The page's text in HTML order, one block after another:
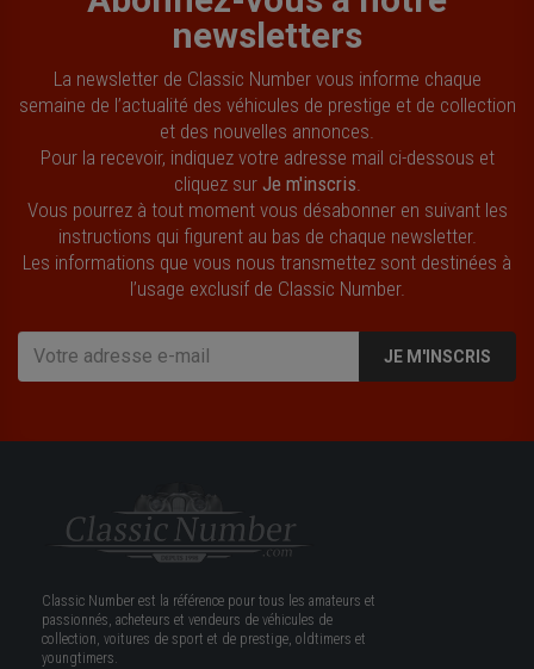
newsletters
La newsletter de Classic Number vous informe chaque
semaine de l’actualité des véhicules de prestige et de collection
et des nouvelles annonces.
Pour la recevoir, indiquez votre adresse mail ci-dessous et
cliquez sur Je m'inscris.
Vous pourrez à tout moment vous désabonner en suivant les
instructions qui figurent au bas de chaque newsletter.
Les informations que vous nous transmettez sont destinées à
l’usage exclusif de Classic Number.
JE M'INSCRIS
Classic Number est la référence pour tous les amateurs et
passionnés, acheteurs et vendeurs de véhicules de
collection, voitures de sport et de prestige, oldtimers et
youngtimers.